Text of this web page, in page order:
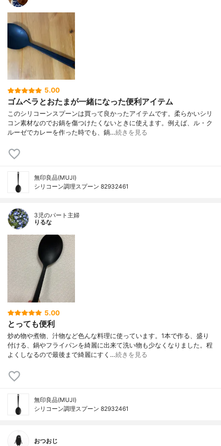
5.00
ゴムベラとおたまが一緒になった便利アイテム
このシリコーンスプーンは買って良かったアイテムです。柔らかいシリ
コン素材なのでお鍋を傷つけたくないときに使えます。例えば、ル・ク
ルーゼでカレーを作った時でも、鍋…続きを見る
無印良品(MUJI)
シリコーン調理スプーン 82932461
3児のパート主婦
りるな
5.00
とっても便利
炒め物や煮物、汁物など色んな料理に使っています。1本で作る、盛り
付ける、鍋やフライパンを綺麗に出来て洗い物も少なくなりました。程
よくしなるので最後まで綺麗にすく…続きを見る
無印良品(MUJI)
シリコーン調理スプーン 82932461
おつおじ